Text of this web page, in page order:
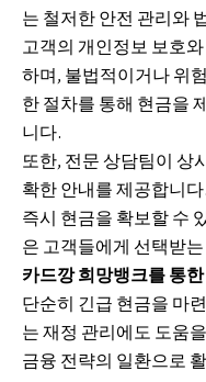
는 철저한 안전 관리와
고객의 개인정보 보호
하며, 불법적이거나 위
한 절차를 통해 현금을
니다.
또한, 전문 상담팀이 상
확한 안내를 제공합니
즉시 현금을 확보할 수
은 고객들에게 선택받
카드깡 희망뱅크를 통
단순히 긴급 현금을 마
는 재정 관리에도 도움
금융 전략의 일환으로